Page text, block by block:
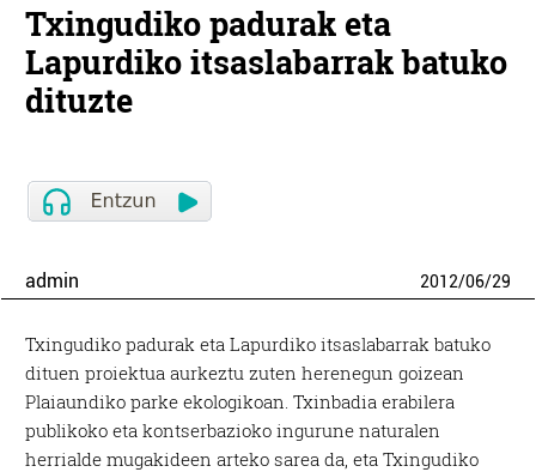
Txingudiko padurak eta
Lapurdiko itsaslabarrak batuko
dituzte
admin 2012/06/29
Txingudiko padurak eta Lapurdiko itsaslabarrak batuko
dituen proiektua aurkeztu zuten herenegun goizean
Plaiaundiko parke ekologikoan. Txinbadia erabilera
publikoko eta kontserbazioko ingurune naturalen
herrialde mugakideen arteko sarea da, eta Txingudiko